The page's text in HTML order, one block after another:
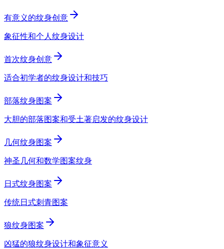
有意义的纹身创意
象征性和个人纹身设计
首次纹身创意
适合初学者的纹身设计和技巧
部落纹身图案
大胆的部落图案和受土著启发的纹身设计
几何纹身图案
神圣几何和数学图案纹身
日式纹身图案
传统日式刺青图案
狼纹身图案
凶猛的狼纹身设计和象征意义